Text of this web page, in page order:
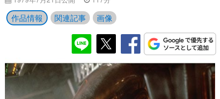
作品情報 関連記事 画像